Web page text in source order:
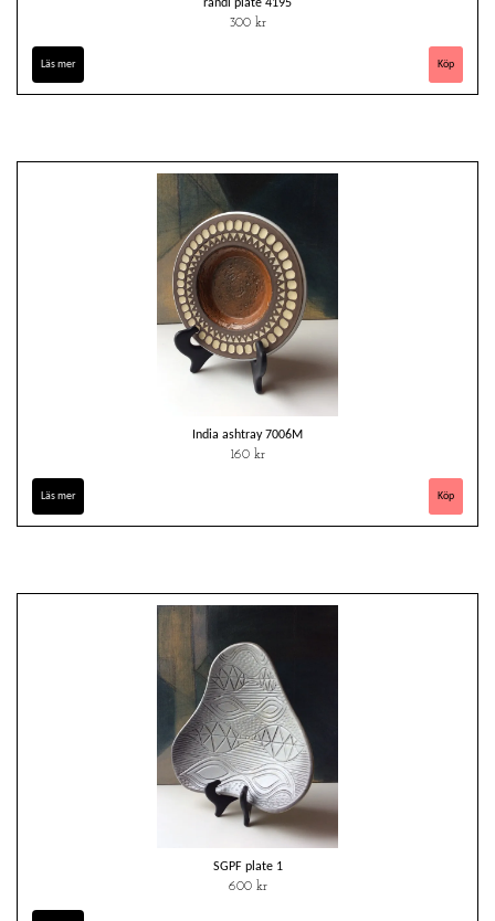
randi plate 4195
300 kr
Läs mer
India ashtray 7006M
160 kr
Läs mer
SGPF plate 1
600 kr